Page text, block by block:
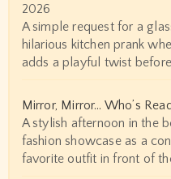
2026
A simple request for a
hilarious kitchen prank
adds a playful twist
Mirror, Mirror… Who’s
A stylish afternoon in the
fashion showcase as a
favorite outfit in front of